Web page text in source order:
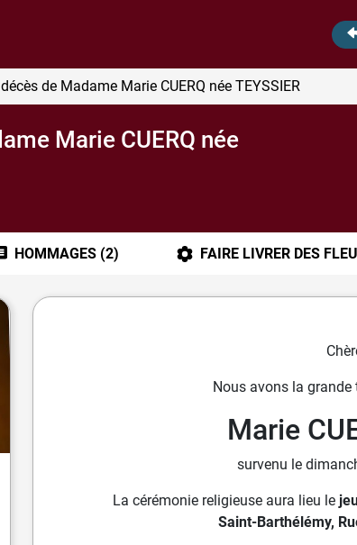
de Madame Marie CUERQ née TEYSSIER
Marie CUERQ née
HOMMAGES (2) FAIRE LIVRER DES
Nous avons la
Marie
survenu le
La cérémonie religieuse aura lieu le
Saint-Barthélémy,